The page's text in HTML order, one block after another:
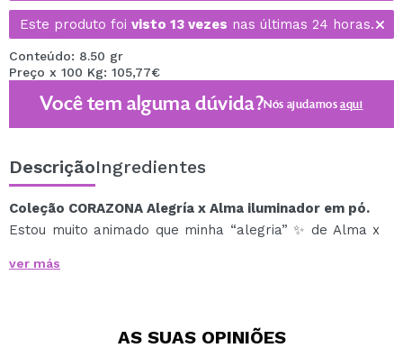
Este produto foi visto 13 vezes nas últimas 24 horas.
Conteúdo: 8.50 gr
Preço x 100 Kg: 105,77€
Você tem alguma dúvida?Nós ajudamosaqui
DescriçãoIngredientes
Coleção CORAZONA Alegría x Alma iluminador em pó.
Estou muito animado que minha “alegria” ✨ de Alma x
Com esta coleção facial quero oferecer não só um
Um suave sol da tarde com Brontorno. Um
ver más
AS SUAS OPINIÕES